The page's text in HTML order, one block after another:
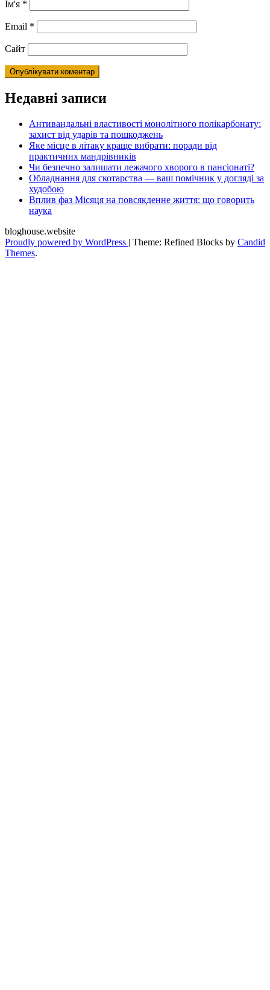
Ім'я *
Email *
Сайт
Недавні записи
Антивандальні властивості монолітного полікарбонату:
захист від ударів та пошкоджень
Яке місце в літаку краще вибрати: поради від
практичних мандрівників
Чи безпечно залишати лежачого хворого в пансіонаті?
Обладнання для скотарства — ваш помічник у догляді за
худобою
Вплив фаз Місяця на повсякденне життя: що говорить
наука
bloghouse.website
Proudly powered by WordPress | Theme: Refined Blocks by Candid
Themes.